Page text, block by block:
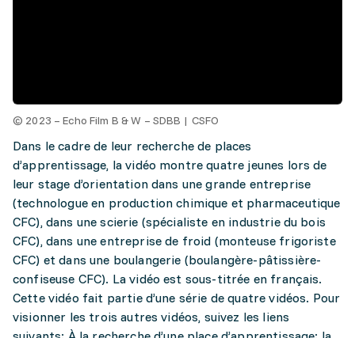
© 2023 – Echo Film B & W – SDBB | CSFO
Dans le cadre de leur recherche de places
d’apprentissage, la vidéo montre quatre jeunes lors de
leur stage d’orientation dans une grande entreprise
(technologue en production chimique et pharmaceutique
CFC), dans une scierie (spécialiste en industrie du bois
CFC), dans une entreprise de froid (monteuse frigoriste
CFC) et dans une boulangerie (boulangère-pâtissière-
confiseuse CFC). La vidéo est sous-titrée en français.
Cette vidéo fait partie d’une série de quatre vidéos. Pour
visionner les trois autres vidéos, suivez les liens